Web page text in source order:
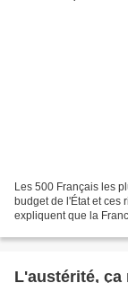
Les 500 Français les
budget de l'État et ces
expliquent que la
L'austérité, ça